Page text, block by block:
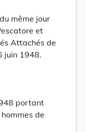
même jour
et
Attachés de
juin 1948.
portant
de